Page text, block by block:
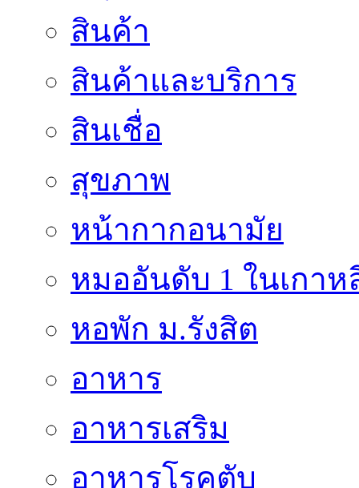
สินค้า
สินค้าและบริการ
สินเชื่อ
สุขภาพ
หน้ากากอนามัย
หมออันดับ 1 ในเกาห
หอพัก ม.รังสิต
อาหาร
อาหารเสริม
อาหารโรคตับ